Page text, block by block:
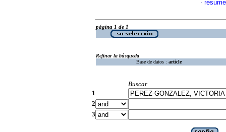
·
página 1 de 1
Refinar la búsqueda
Base de datos : article
Buscar
1
2
3